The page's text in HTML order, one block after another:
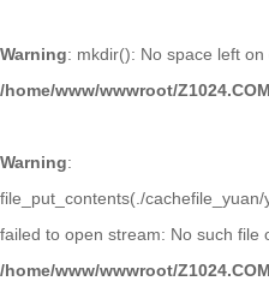
Warning: mkdir(): No space left on
/home/www/wwwroot/
Warning:
file_put_contents(./
failed to open stream: No such file
/home/www/wwwroot/
关于91香蕉视频污污
主营产品
人才招聘